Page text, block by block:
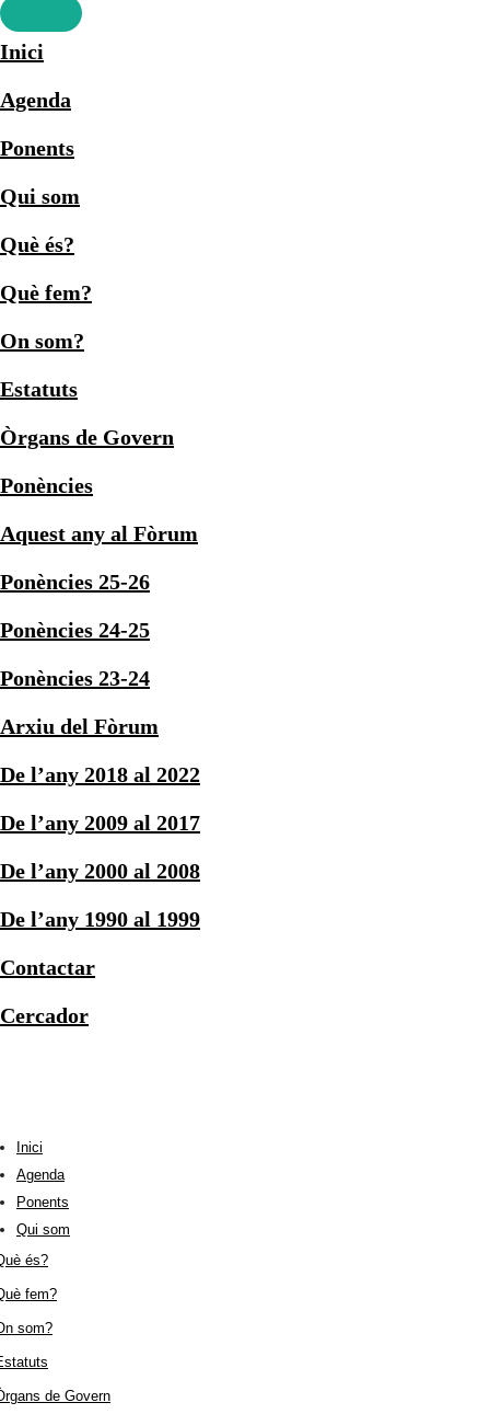
Inici
Agenda
Ponents
Qui som
Què és?
Què fem?
On som?
Estatuts
Òrgans de Govern
Ponències
Aquest any al Fòrum
Ponències 25-26
Ponències 24-25
Ponències 23-24
Arxiu del Fòrum
De l’any 2018 al 2022
De l’any 2009 al 2017
De l’any 2000 al 2008
De l’any 1990 al 1999
Contactar
Cercador
Inici
Agenda
Ponents
Qui som
és?
fem?
som?
de Govern